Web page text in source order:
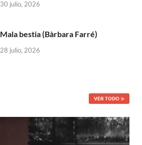
30 julio, 2026
Mala bestia (Bàrbara Farré)
28 julio, 2026
VER TODO